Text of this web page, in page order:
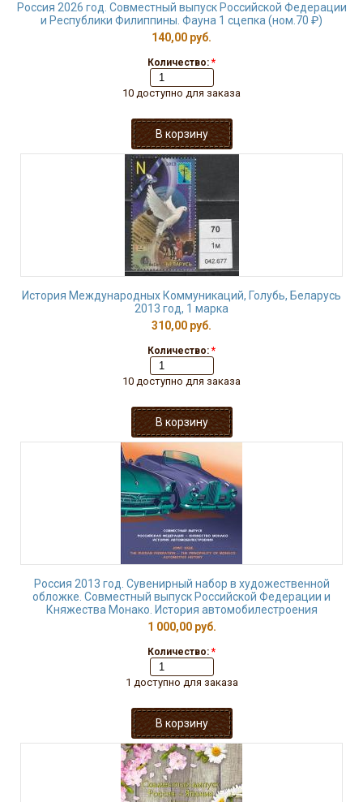
Россия 2026 год. Совместный выпуск Российской Федерации
и Республики Филиппины. Фауна 1 сцепка (ном.70 ₽)
140,00 руб.
Количество: *
10 доступно для заказа
История Международных Коммуникаций, Голубь, Беларусь
2013 год, 1 марка
310,00 руб.
Количество: *
10 доступно для заказа
Россия 2013 год. Сувенирный набор в художественной
обложке. Совместный выпуск Российской Федерации и
Княжества Монако. История автомобилестроения
1 000,00 руб.
Количество: *
1 доступно для заказа